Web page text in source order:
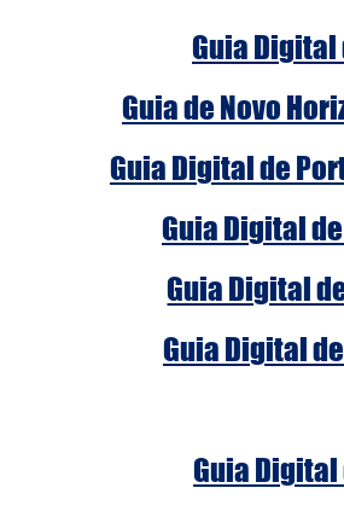
Guia Digital
Guia de Novo
Guia Digital de
Guia Digital
Guia Digital
Guia Digital
Guia Digital